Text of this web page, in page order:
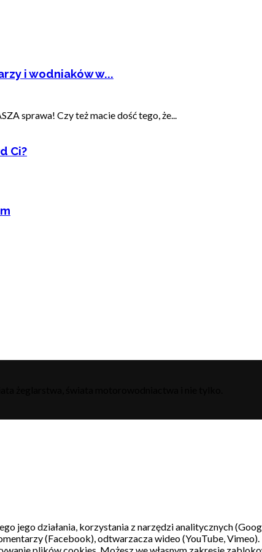
i wodniaków w...
sprawa! Czy też macie dość tego, że...
Ci?
jego działania, korzystania z narzędzi analitycznych
(Facebook), odtwarzacza wideo (YouTube, Vimeo).